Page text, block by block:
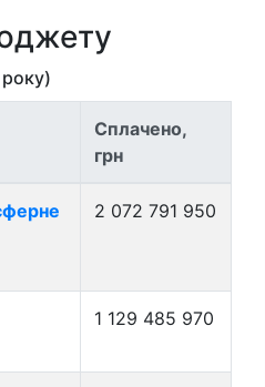
року)
Сплачено,
грн
2 072 791 950
1 129 485 970